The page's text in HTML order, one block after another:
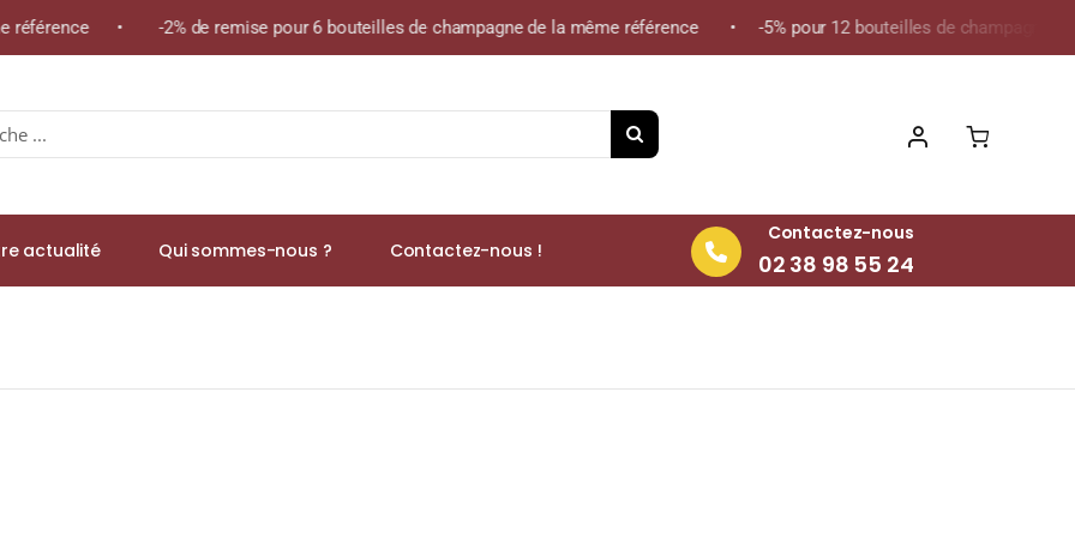
• -2% de remise pour 6 bouteilles de champagne de la même référence • -5% pour 12 bouteilles de champagne de la
actualité Qui sommes-nous ? Contactez-nous !
Contactez-nous
02 38 98 55 24